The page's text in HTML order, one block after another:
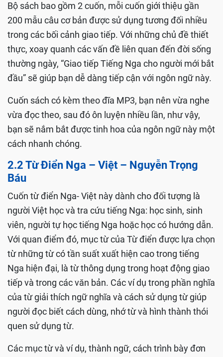
Bộ sách bao gồm 2 cuốn, mỗi cuốn giới thiệu gần
200 mẫu câu cơ bản được sử dụng tương đối nhiều
trong các bối cảnh giao tiếp. Với những chủ đề thiết
thực, xoay quanh các vấn đề liên quan đến đời sống
thường ngày, “Giao tiếp Tiếng Nga cho người mới bắt
đầu” sẽ giúp bạn dễ dàng tiếp cận với ngôn ngữ này.
Cuốn sách có kèm theo đĩa MP3, bạn nên vừa nghe
vừa đọc theo, sau đó ôn luyện nhiều lần, như vậy,
bạn sẽ nắm bắt được tinh hoa của ngôn ngữ này một
cách nhanh chóng.
2.2 Từ Điển Nga – Việt – Nguyễn Trọng
Báu
Cuốn từ điển Nga- Việt này dành cho đối tượng là
người Việt học và tra cứu tiếng Nga: học sinh, sinh
viên, người tự học tiếng Nga hoặc học có hướng dẫn.
Với quan điểm đó, mục từ của Từ điển được lựa chọn
từ những từ có tần suất xuất hiện cao trong tiếng
Nga hiện đại, là từ thông dụng trong hoạt động giao
tiếp và trong các văn bản. Các ví dụ trong phần nghĩa
của từ giải thích ngữ nghĩa và cách sử dụng từ giúp
người đọc biết cách dùng, nhớ từ và hình thành thói
quen sử dụng từ.
Các mục từ và ví dụ, thành ngữ, cách trình bày đơn